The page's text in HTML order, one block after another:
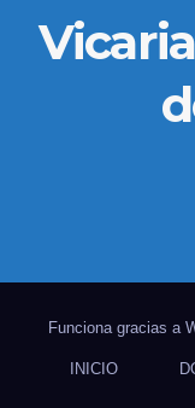
Funciona gracias a
INICIO